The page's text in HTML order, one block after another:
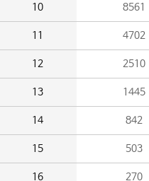
10 8561
11 4702
12 2510
13 1445
14 842
15 503
16 270